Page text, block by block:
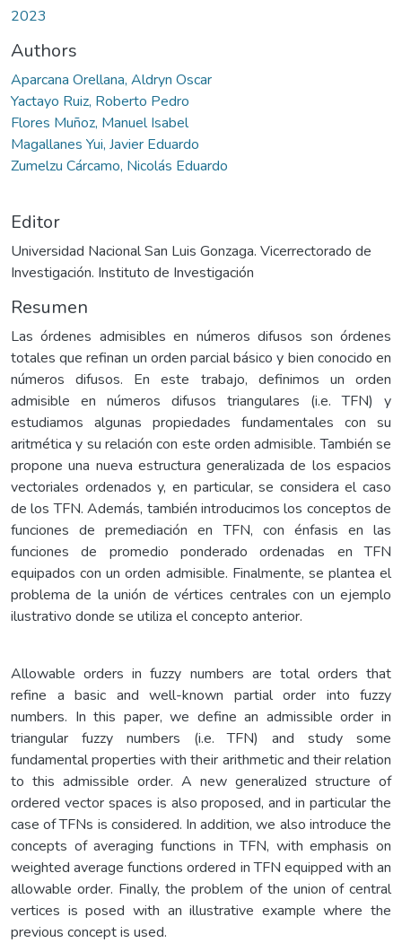
2023
Authors
Aparcana Orellana, Aldryn Oscar
Yactayo Ruiz, Roberto Pedro
Flores Muñoz, Manuel Isabel
Magallanes Yui, Javier Eduardo
Zumelzu Cárcamo, Nicolás Eduardo
Editor
Universidad Nacional San Luis Gonzaga. Vicerrectorado de
Investigación. Instituto de Investigación
Resumen
Las órdenes admisibles en números difusos son órdenes
totales que refinan un orden parcial básico y bien conocido en
números difusos. En este trabajo, definimos un orden
admisible en números difusos triangulares (i.e. TFN) y
estudiamos algunas propiedades fundamentales con su
aritmética y su relación con este orden admisible. También se
propone una nueva estructura generalizada de los espacios
vectoriales ordenados y, en particular, se considera el caso
de los TFN. Además, también introducimos los conceptos de
funciones de premediación en TFN, con énfasis en las
funciones de promedio ponderado ordenadas en TFN
equipados con un orden admisible. Finalmente, se plantea el
problema de la unión de vértices centrales con un ejemplo
ilustrativo donde se utiliza el concepto anterior.
Allowable orders in fuzzy numbers are total orders that
refine a basic and well-known partial order into fuzzy
numbers. In this paper, we define an admissible order in
triangular fuzzy numbers (i.e. TFN) and study some
fundamental properties with their arithmetic and their relation
to this admissible order. A new generalized structure of
ordered vector spaces is also proposed, and in particular the
case of TFNs is considered. In addition, we also introduce the
concepts of averaging functions in TFN, with emphasis on
weighted average functions ordered in TFN equipped with an
allowable order. Finally, the problem of the union of central
vertices is posed with an illustrative example where the
previous concept is used.